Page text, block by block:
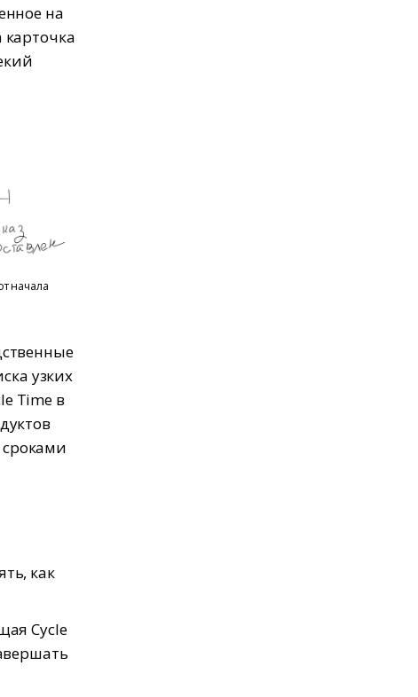
на
начала
узких
Time в
как
Cycle